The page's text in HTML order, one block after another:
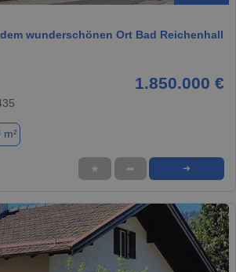
wunderschönen Ort Bad Reichenhall
1.850.000 €
★ ➦ ➜